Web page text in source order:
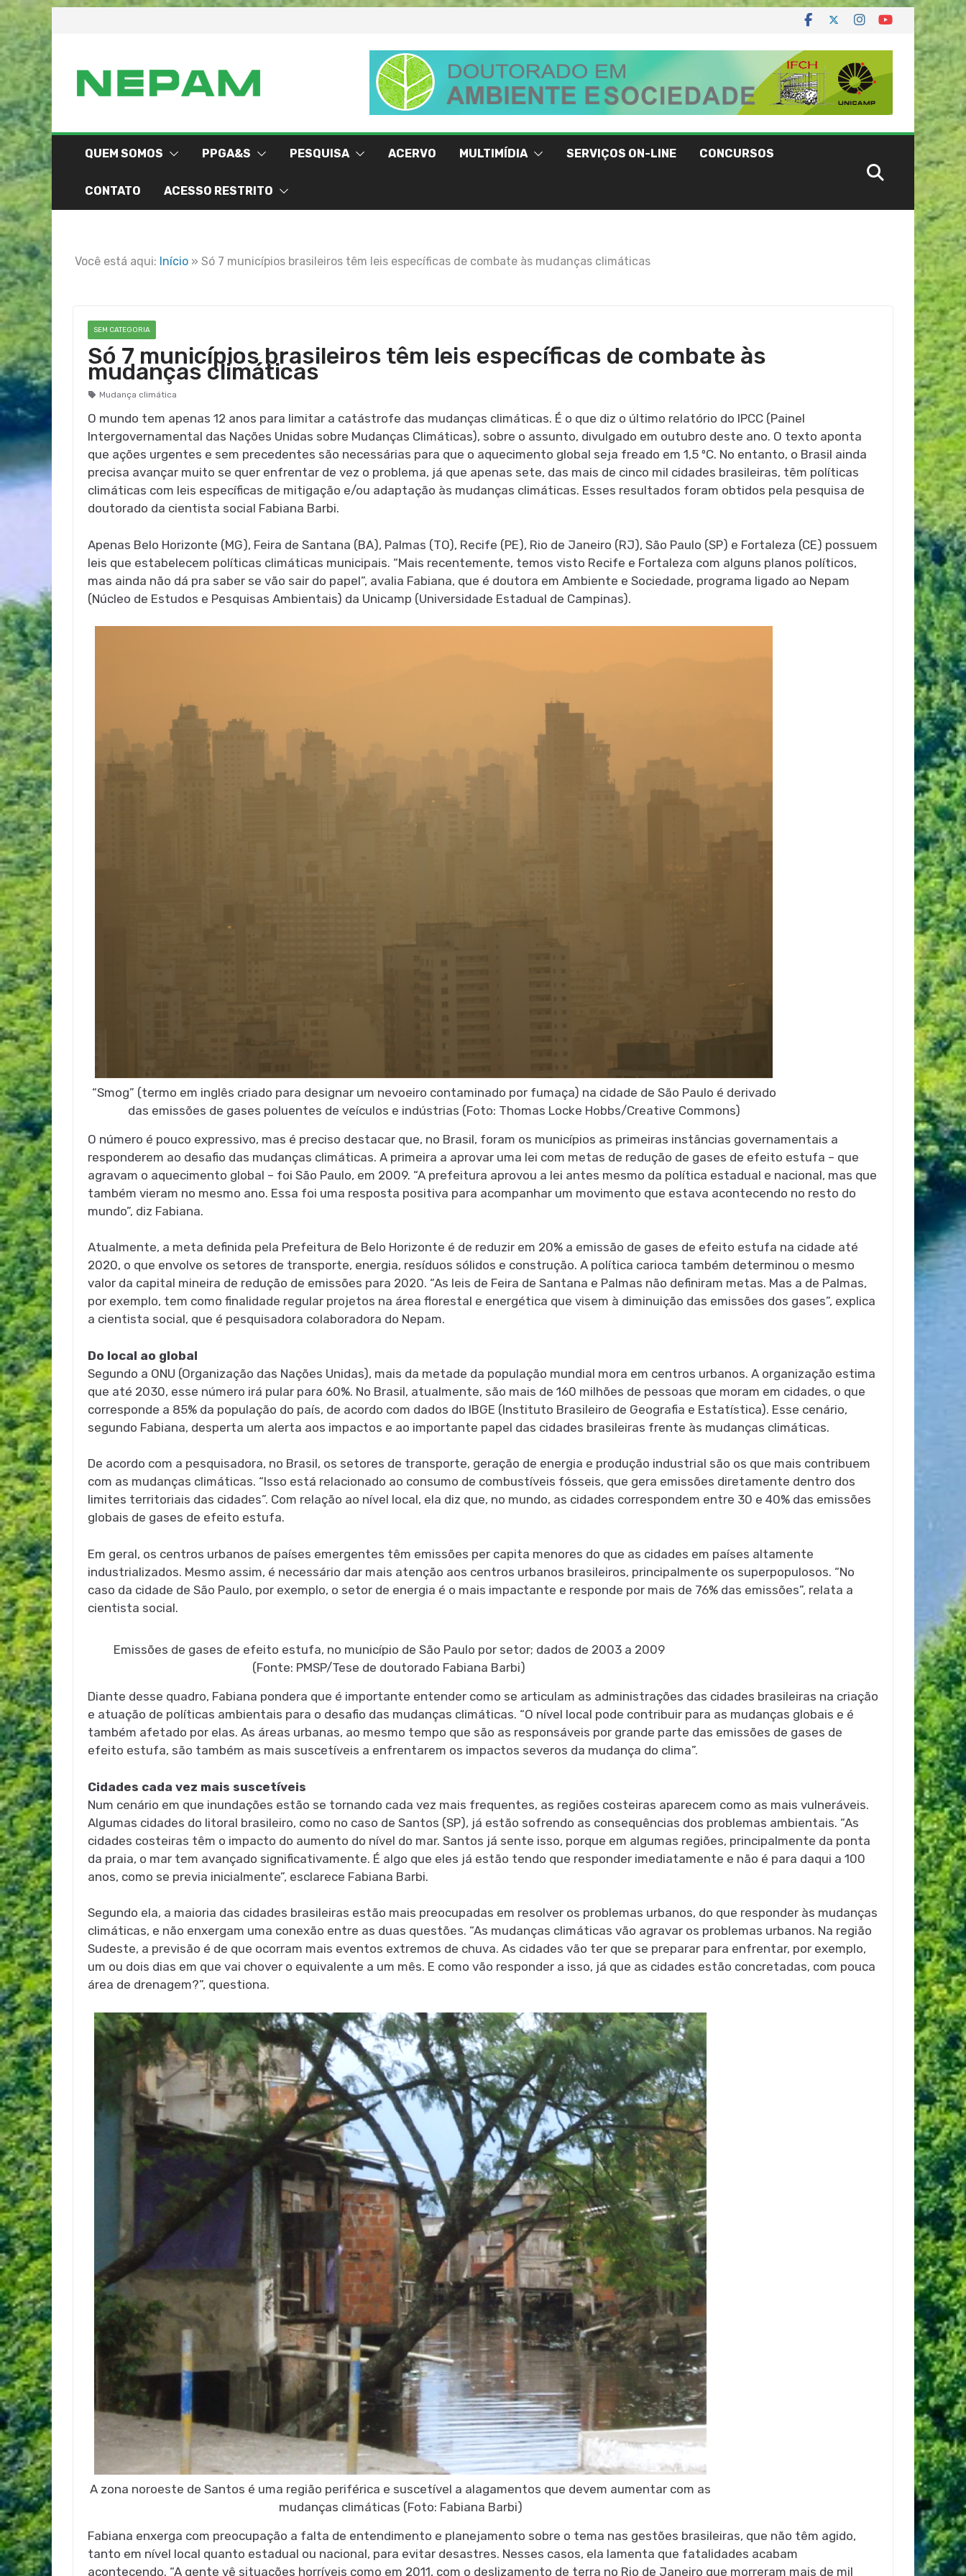
to
QUEM SOMOS PPGA&S PESQUISA ACERVO MULTIMÍDIA SERVIÇOS ON-LINE CONCURSOS
CONTATO ACESSO RESTRITO
Você está aqui: Início » Só 7 municípios brasileiros têm leis específicas de combate às mudanças climáticas
SEM CATEGORIA
Só 7 municípios brasileiros têm leis específicas de combate às
mudanças climáticas
Mudança climática
O mundo tem apenas 12 anos para limitar a catástrofe das mudanças climáticas. É o que diz o último relatório do IPCC (Painel
Intergovernamental das Nações Unidas sobre Mudanças Climáticas), sobre o assunto, divulgado em outubro deste ano. O texto aponta
que ações urgentes e sem precedentes são necessárias para que o aquecimento global seja freado em 1,5 ºC. No entanto, o Brasil ainda
precisa avançar muito se quer enfrentar de vez o problema, já que apenas sete, das mais de cinco mil cidades brasileiras, têm políticas
climáticas com leis específicas de mitigação e/ou adaptação às mudanças climáticas. Esses resultados foram obtidos pela pesquisa de
doutorado da cientista social Fabiana Barbi.
Apenas Belo Horizonte (MG), Feira de Santana (BA), Palmas (TO), Recife (PE), Rio de Janeiro (RJ), São Paulo (SP) e Fortaleza (CE) possuem
leis que estabelecem políticas climáticas municipais. “Mais recentemente, temos visto Recife e Fortaleza com alguns planos políticos,
mas ainda não dá pra saber se vão sair do papel”, avalia Fabiana, que é doutora em Ambiente e Sociedade, programa ligado ao Nepam
(Núcleo de Estudos e Pesquisas Ambientais) da Unicamp (Universidade Estadual de Campinas).
“Smog” (termo em inglês criado para designar um nevoeiro contaminado por fumaça) na cidade de São Paulo é derivado
das emissões de gases poluentes de veículos e indústrias (Foto: Thomas Locke Hobbs/Creative Commons)
O número é pouco expressivo, mas é preciso destacar que, no Brasil, foram os municípios as primeiras instâncias governamentais a
responderem ao desafio das mudanças climáticas. A primeira a aprovar uma lei com metas de redução de gases de efeito estufa – que
agravam o aquecimento global – foi São Paulo, em 2009. “A prefeitura aprovou a lei antes mesmo da política estadual e nacional, mas que
também vieram no mesmo ano. Essa foi uma resposta positiva para acompanhar um movimento que estava acontecendo no resto do
mundo”, diz Fabiana.
Atualmente, a meta definida pela Prefeitura de Belo Horizonte é de reduzir em 20% a emissão de gases de efeito estufa na cidade até
2020, o que envolve os setores de transporte, energia, resíduos sólidos e construção. A política carioca também determinou o mesmo
valor da capital mineira de redução de emissões para 2020. “As leis de Feira de Santana e Palmas não definiram metas. Mas a de Palmas,
por exemplo, tem como finalidade regular projetos na área florestal e energética que visem à diminuição das emissões dos gases”, explica
a cientista social, que é pesquisadora colaboradora do Nepam.
Do local ao global
Segundo a ONU (Organização das Nações Unidas), mais da metade da população mundial mora em centros urbanos. A organização estima
que até 2030, esse número irá pular para 60%. No Brasil, atualmente, são mais de 160 milhões de pessoas que moram em cidades, o que
corresponde a 85% da população do país, de acordo com dados do IBGE (Instituto Brasileiro de Geografia e Estatística). Esse cenário,
segundo Fabiana, desperta um alerta aos impactos e ao importante papel das cidades brasileiras frente às mudanças climáticas.
De acordo com a pesquisadora, no Brasil, os setores de transporte, geração de energia e produção industrial são os que mais contribuem
com as mudanças climáticas. “Isso está relacionado ao consumo de combustíveis fósseis, que gera emissões diretamente dentro dos
limites territoriais das cidades”. Com relação ao nível local, ela diz que, no mundo, as cidades correspondem entre 30 e 40% das emissões
globais de gases de efeito estufa.
Em geral, os centros urbanos de países emergentes têm emissões per capita menores do que as cidades em países altamente
industrializados. Mesmo assim, é necessário dar mais atenção aos centros urbanos brasileiros, principalmente os superpopulosos. “No
caso da cidade de São Paulo, por exemplo, o setor de energia é o mais impactante e responde por mais de 76% das emissões”, relata a
cientista social.
Emissões de gases de efeito estufa, no município de São Paulo por setor; dados de 2003 a 2009
(Fonte: PMSP/Tese de doutorado Fabiana Barbi)
Diante desse quadro, Fabiana pondera que é importante entender como se articulam as administrações das cidades brasileiras na criação
e atuação de políticas ambientais para o desafio das mudanças climáticas. “O nível local pode contribuir para as mudanças globais e é
também afetado por elas. As áreas urbanas, ao mesmo tempo que são as responsáveis por grande parte das emissões de gases de
efeito estufa, são também as mais suscetíveis a enfrentarem os impactos severos da mudança do clima”.
Cidades cada vez mais suscetíveis
Num cenário em que inundações estão se tornando cada vez mais frequentes, as regiões costeiras aparecem como as mais vulneráveis.
Algumas cidades do litoral brasileiro, como no caso de Santos (SP), já estão sofrendo as consequências dos problemas ambientais. “As
cidades costeiras têm o impacto do aumento do nível do mar. Santos já sente isso, porque em algumas regiões, principalmente da ponta
da praia, o mar tem avançado significativamente. É algo que eles já estão tendo que responder imediatamente e não é para daqui a 100
anos, como se previa inicialmente”, esclarece Fabiana Barbi.
Segundo ela, a maioria das cidades brasileiras estão mais preocupadas em resolver os problemas urbanos, do que responder às mudanças
climáticas, e não enxergam uma conexão entre as duas questões. “As mudanças climáticas vão agravar os problemas urbanos. Na região
Sudeste, a previsão é de que ocorram mais eventos extremos de chuva. As cidades vão ter que se preparar para enfrentar, por exemplo,
um ou dois dias em que vai chover o equivalente a um mês. E como vão responder a isso, já que as cidades estão concretadas, com pouca
área de drenagem?”, questiona.
A zona noroeste de Santos é uma região periférica e suscetível a alagamentos que devem aumentar com as
mudanças climáticas (Foto: Fabiana Barbi)
Fabiana enxerga com preocupação a falta de entendimento e planejamento sobre o tema nas gestões brasileiras, que não têm agido,
tanto em nível local quanto estadual ou nacional, para evitar desastres. Nesses casos, ela lamenta que fatalidades acabam
acontecendo. “A gente vê situações horríveis como em 2011, com o deslizamento de terra no Rio de Janeiro que morreram mais de mil